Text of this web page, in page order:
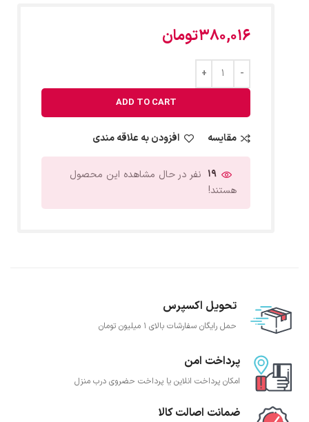
380,016تومان
ADD TO CART
مقایسه افزودن به علاقه مندی
19 نفر در حال مشاهده این محصول
هستند!
تحویل اکسپرس
حمل رایگان سفارشات بالای 1 میلیون تومان
پرداخت امن
امکان پرداخت انلاین یا پرداخت حضروی درب منزل
ضمانت اصالت کالا